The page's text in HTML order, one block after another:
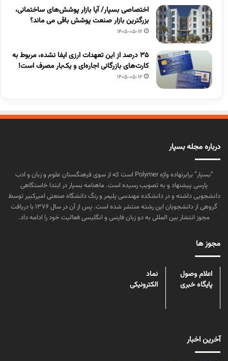
اختصاصی بسپار/ آیا بازار پوشش‌های ساختمانی،
بزرگترین بازار صنعت پوشش باقی می ماند؟
1405-05-12
۳۵ درصد از این تعهدات ارزی ایفا نشده، مربوط به
کارت‌های بازرگانی اجاره‌ای و یک‌بار مصرف است!
1405-05-12
درباره مجله بسپار
“بسپار” برابرنهاده واژه Polymer است که از سوی فرهنگستان علوم و زبان و ادب
پارسی پیشنهاد و به تصویب رسیده است. ماهنامه بسپار در ابتدا خاستگاهی
دانشجویی داشته و در دانشکده مهندسی پلیمر و رنگ دانشگاه صنعتی امیرکبیر توسط
گروهی از دانشجویان این رشته منتشر شده است. پس از آن در سال ۱۳۷۶ با دریافت
مجوز انتشار بین المللی به دو زبان فارسی و انگلیسی فعالیت خود را ادامه داد.
مجوز ها
اعلام وصول
پایگاه خبری
نماد
الکترونیکی
آخرین اخبار